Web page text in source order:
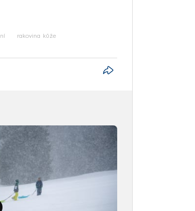
rakovina kůže